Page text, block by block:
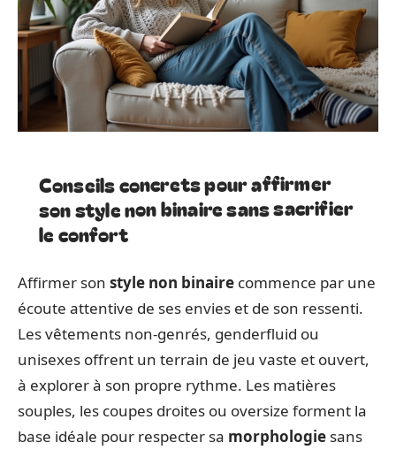
Conseils concrets pour affirmer
son style non binaire sans sacrifier
le confort
Affirmer son style non binaire commence par une
écoute attentive de ses envies et de son ressenti.
Les vêtements non-genrés, genderfluid ou
unisexes offrent un terrain de jeu vaste et ouvert,
à explorer à son propre rythme. Les matières
souples, les coupes droites ou oversize forment la
base idéale pour respecter sa morphologie sans